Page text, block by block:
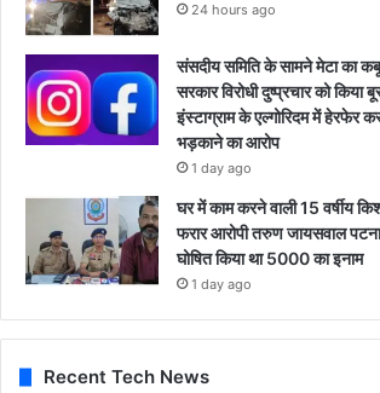
24 hours ago
संसदीय समिति के सामने मेटा का
सरकार विरोधी दुष्प्रचार को
इंस्टाग्राम के एल्गोरिदम में हेरफेर
भड़काने का आरोप
1 day ago
घर में काम करने वाली 15 वर्षीय
फरार आरोपी तरुण जायसवाल
घोषित किया था 5000 का इनाम
1 day ago
Recent Tech News